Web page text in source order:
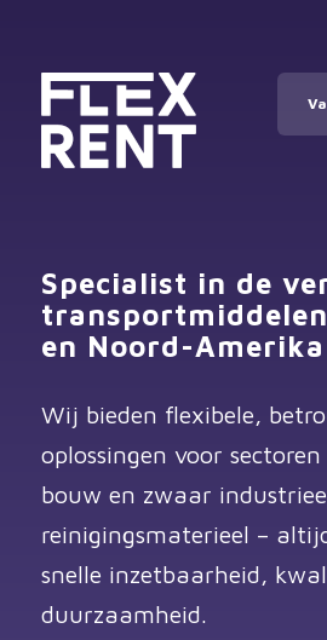
Specialist in de
en Noord-Amerika
Wij bieden flexibele,
oplossingen voor
bouw en zwaar
reinigingsmaterieel –
snelle inzetbaarheid,
duurzaamheid.